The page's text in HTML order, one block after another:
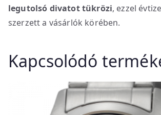
legutolsó divatot tükrözi, ezzel
szerzett a vásárlók körében.
Kapcsolódó